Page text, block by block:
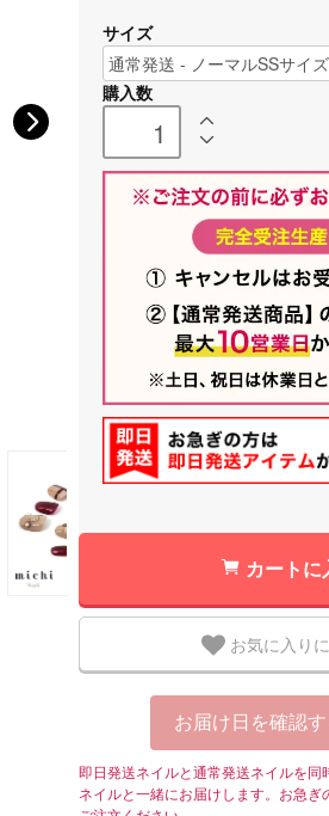
サイズ
購入数
カートに
お気に入り
お届け日を確認す
即日発送ネイルと通常発送ネイルを同
ネイルと一緒にお届けします。お急